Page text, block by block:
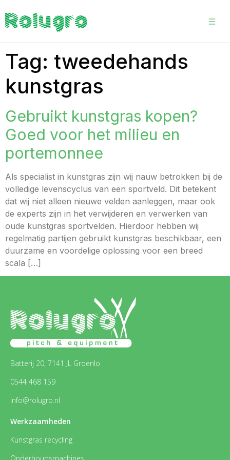
Tag: tweedehands
kunstgras
Gebruikt kunstgras kopen?
Goed voor het milieu en
portemonnee
Als specialist in kunstgras zijn wij nauw betrokken bij de
volledige levenscyclus van een sportveld. Dit betekent
dat wij niet alleen nieuwe velden aanleggen, maar ook
de experts zijn in het verwijderen en verwerken van
oude kunstgras sportvelden. Hierdoor hebben wij
regelmatig partijen gebruikt kunstgras beschikbaar, een
duurzame en voordelige oplossing voor een breed
scala […]
Batterij 20, 7141 JL Groenlo
0544 468 159
Info@rolugro.nl
Werkzaamheden
Kunstgras recycling
Onderhoudsmachines